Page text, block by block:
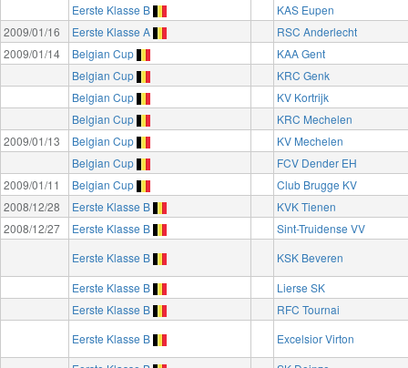
Eerste Klasse B
KAS Eupen
2009/01/16
Eerste Klasse A
RSC Anderlecht
2009/01/14
Belgian Cup
KAA Gent
Belgian Cup
KRC Genk
Belgian Cup
KV Kortrijk
Belgian Cup
KRC Mechelen
2009/01/13
Belgian Cup
KV Mechelen
Belgian Cup
FCV Dender EH
2009/01/11
Belgian Cup
Club Brugge KV
2008/12/28
Eerste Klasse B
KVK Tienen
2008/12/27
Eerste Klasse B
Sint-Truidense VV
Eerste Klasse B
KSK Beveren
Eerste Klasse B
Lierse SK
Eerste Klasse B
RFC Tournai
Eerste Klasse B
Excelsior Virton